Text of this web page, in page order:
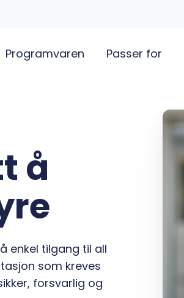
Programvaren Passer for
å
enkel tilgang til all
som kreves
forsvarlig og